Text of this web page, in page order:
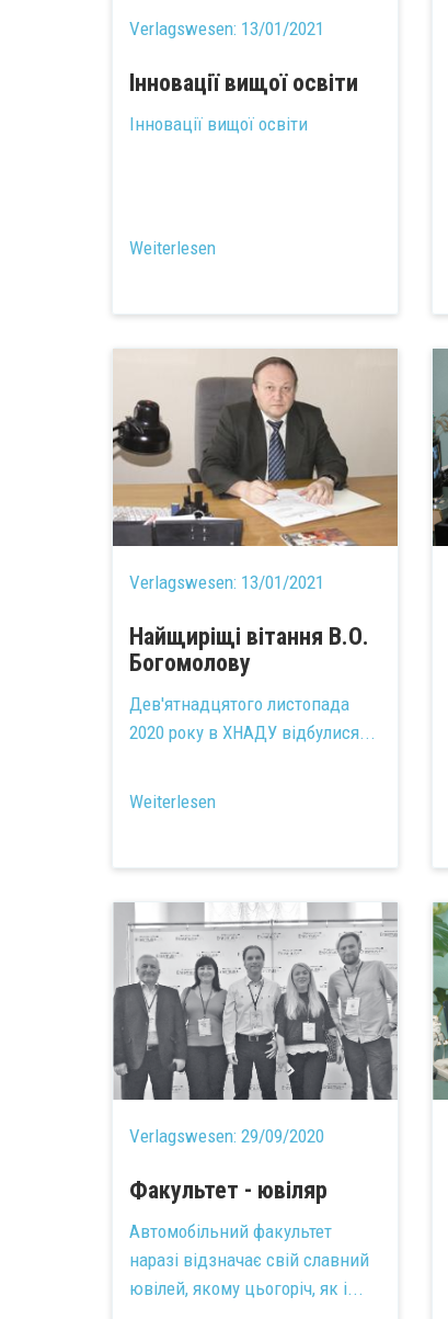
Verlagswesen: 13/01/2021
Інновації вищої освіти
Інновації вищої освіти
Weiterlesen
Verlagswesen: 13/01/2021
Найщиріщі вітання В.О.
Богомолову
Дев'ятнадцятого листопада
2020 року в ХНАДУ відбулися...
Weiterlesen
Verlagswesen: 29/09/2020
Факультет - ювіляр
Автомобільний факультет
наразі відзначає свій славний
ювілей, якому цьогоріч, як і...